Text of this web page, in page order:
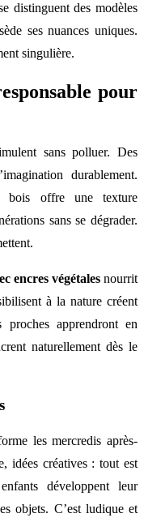
distinguent des modèles
ses nuances uniques.
singulière.
pour
sans polluer. Des
durablement.
bois offre une texture
sans se dégrader.
encres végétalesnourrit
à la nature créent
proches apprendront en
naturellement dès le
les mercredis après-
idées créatives : tout est
développent leur
objets. C’est ludique et